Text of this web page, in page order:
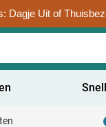
Dagje Uit of